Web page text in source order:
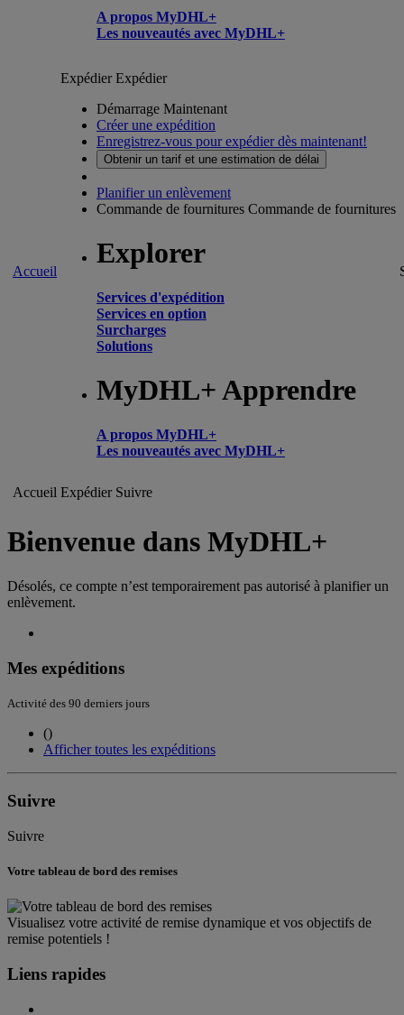
A propos MyDHL+
Les nouveautés avec MyDHL+
Accueil
ExpédierExpédier
Démarrage Maintenant
Créer une expédition
Enregistrez-vous pour expédier dès maintenant!
Obtenir un tarif et une estimation de délai
Planifier un enlèvement
Commande de fournitures Commande de fournitures
Explorer
Services d'expédition
Services en option
Surcharges
Solutions
MyDHL+ Apprendre
A propos MyDHL+
Les nouveautés avec MyDHL+
Accueil Expédier Suivre
Bienvenue dans MyDHL+
Désolés, ce compte n’est temporairement pas autorisé à planifier un
enlèvement.
Mes expéditions
Activité des 90 derniers jours
()
Afficher toutes les expéditions
Suivre
Suivre
Votre tableau de bord des remises
Visualisez votre activité de remise dynamique et vos objectifs de
remise potentiels !
Liens rapides